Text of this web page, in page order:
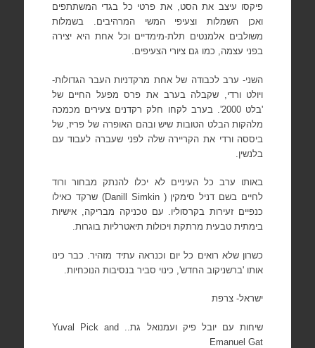
פיקסו עיצב את הסט, את פרטי כל בגדי המשתתפים
ואכן השמלות וצעיפי המשי המרהיבים. בשמלות
משולבים אלמנטים תלת-מימדיים וכל אחת היא יצירה
בפני עצמה, כמו גם ציורי הצעיפים.
השני- ערב לכבודה של אחת מרקדניות העבר הגדולות-
ויולט ורדי, שקבלה בערב את פרס מפעל החיים של
'בלט 2000'. בערב לקחו חלק רקדנים צעירים מכמכה
מלהקות הבלט הטובות שיש ובהם האופרה של פריז, של
ביססה ורדי את הקריירה שלה לפני שעברה לעבוד עם
בלנשין.
באותו ערב כל העיניים לא יכלו להנתק מבחור ורוד
לחיים בשם דניל סימקין ((Danill Simkin שרקד כאילו
כנפיים זעירות בקרסוליו. עם טכניקה מבריקה, אישיות
בימתית טבעית מרתקת ויכולות תיאטרליות בוגרות.
כשרון שלא רואים כל יום וכנראה עתיד מזהיר. כבר כינו
אותו 'ברשניקוב החדש', כינוי סביר בנסיבות הנוכחיות.
ישראל- צרפת
שיחות עם יובל פיק ועמנואל גת..
Yuval Pick and
Emanuel Gat